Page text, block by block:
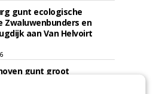
gunt ecologische
Zwaluwenbunders en
aan Van Helvoirt
gunt groot